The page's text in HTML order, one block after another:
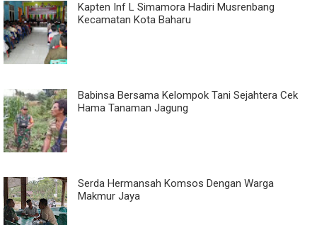
Kapten Inf L Simamora Hadiri Musrenbang
Kecamatan Kota Baharu
Babinsa Bersama Kelompok Tani Sejahtera Cek
Hama Tanaman Jagung
Serda Hermansah Komsos Dengan Warga
Makmur Jaya